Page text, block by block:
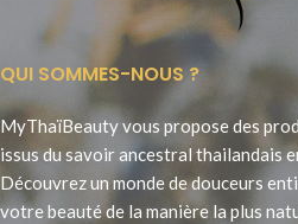
QUI SOMMES-NOUS ?
MyThaïBeauty vous propose des
issus du savoir ancestral thailandais
Découvrez un monde de douceurs
votre beauté de la manière la plus